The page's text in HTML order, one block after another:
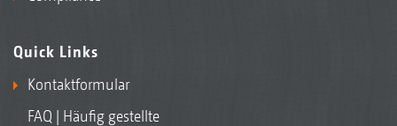
Quick Links
Kontaktformular
FAQ | Häufig gestellte